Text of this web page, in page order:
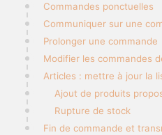
Commandes ponctuelles
Communiquer sur une
Prolonger une commande
Modifier les commandes
Ajout de produits
Rupture de stock
Fin de commande et